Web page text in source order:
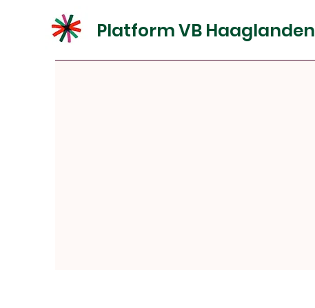
Platform VB Haaglanden